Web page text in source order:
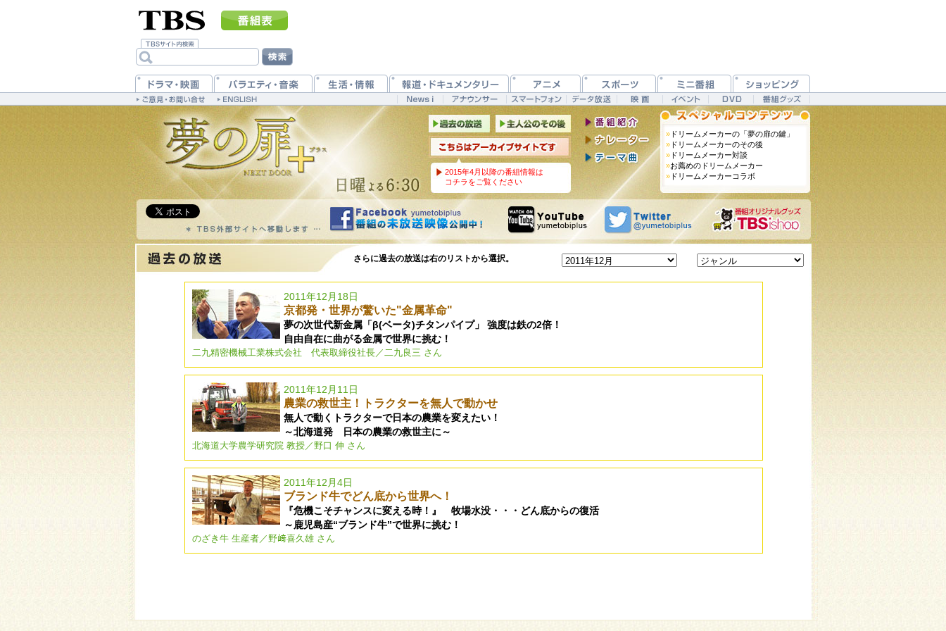
2015年4月以降の番組情報は
コチラをご覧ください
» ドリームメーカーの「夢の扉の鍵」
» ドリームメーカーのその後
» ドリームメーカー対談
»お薦めのドリームメーカー
» ドリームメーカーコラボ
さらに過去の放送は右のリストから選択。
2011年12月18日
京都発・世界が驚いた"金属革命"
夢の次世代新金属「β(ベータ)チタンパイプ」 強度は鉄の2倍！
自由自在に曲がる金属で世界に挑む！
二九精密機械工業株式会社 代表取締役社長／二九良三 さん
2011年12月11日
農業の救世主！トラクターを無人で動かせ
無人で動くトラクターで日本の農業を変えたい！
～北海道発 日本の農業の救世主に～
北海道大学農学研究院 教授／野口 伸 さん
2011年12月4日
ブランド牛でどん底から世界へ！
『危機こそチャンスに変える時！』 牧場水没・・・どん底からの復活
～鹿児島産“ブランド牛”で世界に挑む！
のざき牛 生産者／野﨑喜久雄 さん